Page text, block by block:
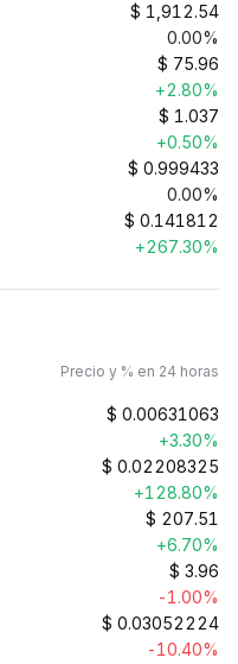
$ 1,912.54
0.00%
$ 75.96
+2.80%
$ 1.037
+0.50%
$ 0.999433
0.00%
$ 0.141812
+267.30%
Precio y % en 24 horas
$ 0.00631063
+3.30%
$ 0.02208325
+128.80%
$ 207.51
+6.70%
$ 3.96
-1.00%
$ 0.03052224
-10.40%